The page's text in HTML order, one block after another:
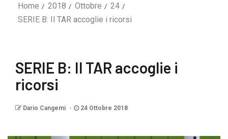
Home 2018 Ottobre
24
SERIE B: Il TAR accoglie i ricorsi
SERIE B: Il TAR accoglie i
ricorsi
Dario Cangemi 24 Ottobre 2018